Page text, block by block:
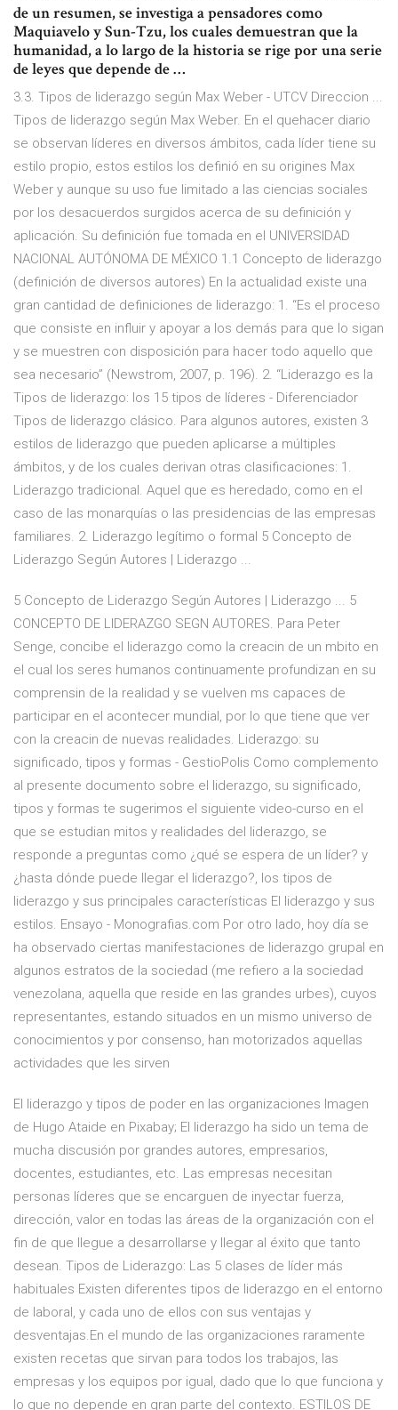
de un resumen, se investiga a pensadores como
Maquiavelo y Sun-Tzu, los cuales demuestran que la
humanidad, a lo largo de la historia se rige por una serie
de leyes que depende de …
3.3. Tipos de liderazgo según Max Weber - UTCV Direccion ...
Tipos de liderazgo según Max Weber. En el quehacer diario
se observan líderes en diversos ámbitos, cada líder tiene su
estilo propio, estos estilos los definió en su origines Max
Weber y aunque su uso fue limitado a las ciencias sociales
por los desacuerdos surgidos acerca de su definición y
aplicación. Su definición fue tomada en el UNIVERSIDAD
NACIONAL AUTÓNOMA DE MÉXICO 1.1 Concepto de liderazgo
(definición de diversos autores) En la actualidad existe una
gran cantidad de definiciones de liderazgo: 1. “Es el proceso
que consiste en influir y apoyar a los demás para que lo sigan
y se muestren con disposición para hacer todo aquello que
sea necesario” (Newstrom, 2007, p. 196). 2. “Liderazgo es la
Tipos de liderazgo: los 15 tipos de líderes - Diferenciador
Tipos de liderazgo clásico. Para algunos autores, existen 3
estilos de liderazgo que pueden aplicarse a múltiples
ámbitos, y de los cuales derivan otras clasificaciones: 1.
Liderazgo tradicional. Aquel que es heredado, como en el
caso de las monarquías o las presidencias de las empresas
familiares. 2. Liderazgo legítimo o formal 5 Concepto de
Liderazgo Según Autores | Liderazgo ...
5 Concepto de Liderazgo Según Autores | Liderazgo ... 5
CONCEPTO DE LIDERAZGO SEGN AUTORES. Para Peter
Senge, concibe el liderazgo como la creacin de un mbito en
el cual los seres humanos continuamente profundizan en su
comprensin de la realidad y se vuelven ms capaces de
participar en el acontecer mundial, por lo que tiene que ver
con la creacin de nuevas realidades. Liderazgo: su
significado, tipos y formas - GestioPolis Como complemento
al presente documento sobre el liderazgo, su significado,
tipos y formas te sugerimos el siguiente video-curso en el
que se estudian mitos y realidades del liderazgo, se
responde a preguntas como ¿qué se espera de un líder? y
¿hasta dónde puede llegar el liderazgo?, los tipos de
liderazgo y sus principales características El liderazgo y sus
estilos. Ensayo - Monografias.com Por otro lado, hoy día se
ha observado ciertas manifestaciones de liderazgo grupal en
algunos estratos de la sociedad (me refiero a la sociedad
venezolana, aquella que reside en las grandes urbes), cuyos
representantes, estando situados en un mismo universo de
conocimientos y por consenso, han motorizados aquellas
actividades que les sirven
El liderazgo y tipos de poder en las organizaciones Imagen
de Hugo Ataide en Pixabay; El liderazgo ha sido un tema de
mucha discusión por grandes autores, empresarios,
docentes, estudiantes, etc. Las empresas necesitan
personas líderes que se encarguen de inyectar fuerza,
dirección, valor en todas las áreas de la organización con el
fin de que llegue a desarrollarse y llegar al éxito que tanto
desean. Tipos de Liderazgo: Las 5 clases de líder más
habituales Existen diferentes tipos de liderazgo en el entorno
de laboral, y cada uno de ellos con sus ventajas y
desventajas.En el mundo de las organizaciones raramente
existen recetas que sirvan para todos los trabajos, las
empresas y los equipos por igual, dado que lo que funciona y
lo que no depende en gran parte del contexto. ESTILOS DE